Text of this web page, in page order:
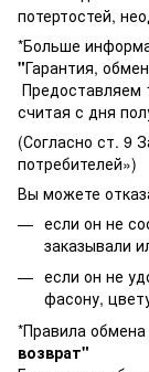
потертостей,
*Больше
"Гарантия,
Предоставляем
считая с дня
(Согласно ст. 9
потребителей»)
Вы можете
если он не
заказывали
если он не
фасону,
*Правила
возврат"